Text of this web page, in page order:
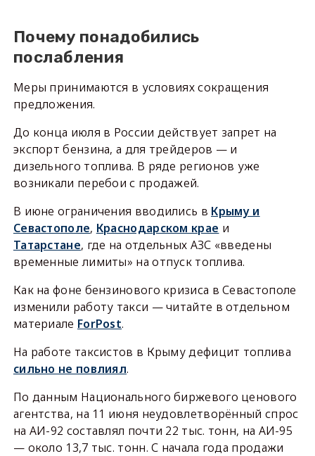
Почему понадобились
послабления
Меры принимаются в условиях сокращения
предложения.
До конца июля в России действует запрет на
экспорт бензина, а для трейдеров — и
дизельного топлива. В ряде регионов уже
возникали перебои с продажей.
В июне ограничения вводились в Крыму и
Севастополе, Краснодарском крае и
Татарстане, где на отдельных АЗС «введены
временные лимиты» на отпуск топлива.
Как на фоне бензинового кризиса в Севастополе
изменили работу такси — читайте в отдельном
материале ForPost.
На работе таксистов в Крыму дефицит топлива
сильно не повлиял.
По данным Национального биржевого ценового
агентства, на 11 июня неудовлетворённый спрос
на АИ-92 составлял почти 22 тыс. тонн, на АИ-95
— около 13,7 тыс. тонн. С начала года продажи